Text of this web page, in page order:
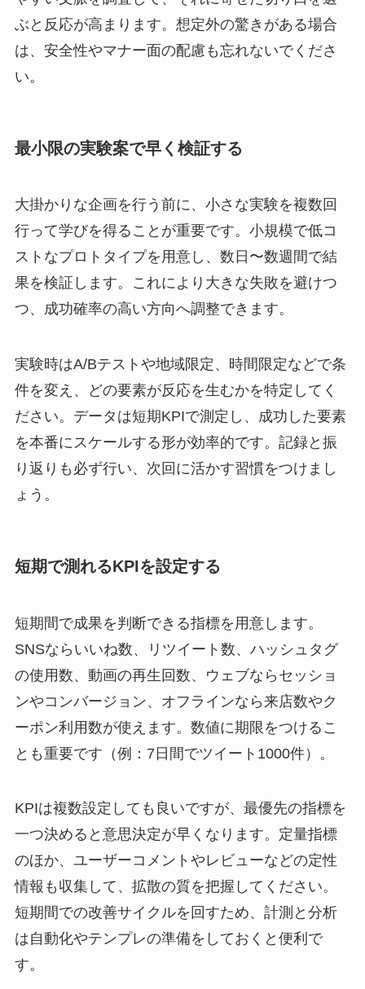
ぶと反応が高まります。想定外の驚きがある場合
は、安全性やマナー面の配慮も忘れないでくださ
い。
最小限の実験案で早く検証する
大掛かりな企画を行う前に、小さな実験を複数回
行って学びを得ることが重要です。小規模で低コ
ストなプロトタイプを用意し、数日〜数週間で結
果を検証します。これにより大きな失敗を避けつ
つ、成功確率の高い方向へ調整できます。
実験時はA/Bテストや地域限定、時間限定などで条
件を変え、どの要素が反応を生むかを特定してく
ださい。データは短期KPIで測定し、成功した要素
を本番にスケールする形が効率的です。記録と振
り返りも必ず行い、次回に活かす習慣をつけまし
ょう。
短期で測れるKPIを設定する
短期間で成果を判断できる指標を用意します。
SNSならいいね数、リツイート数、ハッシュタグ
の使用数、動画の再生回数、ウェブならセッショ
ンやコンバージョン、オフラインなら来店数やク
ーポン利用数が使えます。数値に期限をつけるこ
とも重要です（例：7日間でツイート1000件）。
KPIは複数設定しても良いですが、最優先の指標を
一つ決めると意思決定が早くなります。定量指標
のほか、ユーザーコメントやレビューなどの定性
情報も収集して、拡散の質を把握してください。
短期間での改善サイクルを回すため、計測と分析
は自動化やテンプレの準備をしておくと便利で
す。